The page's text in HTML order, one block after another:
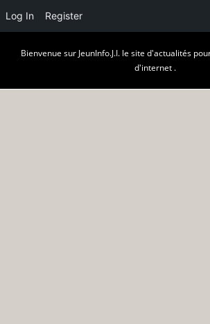
Log In Register
Bienvenue sur JeunInfo.J.I. le site d'actualités
d'internet .